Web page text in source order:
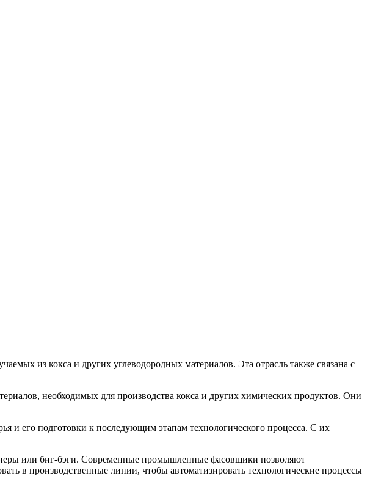
из кокса и других углеводородных материалов. Эта отрасль также связана с
необходимых для производства кокса и других химических продуктов. Они
и его подготовки к последующим этапам технологического процесса. С их
или биг-бэги. Современные промышленные фасовщики позволяют
в производственные линии, чтобы автоматизировать технологические процессы